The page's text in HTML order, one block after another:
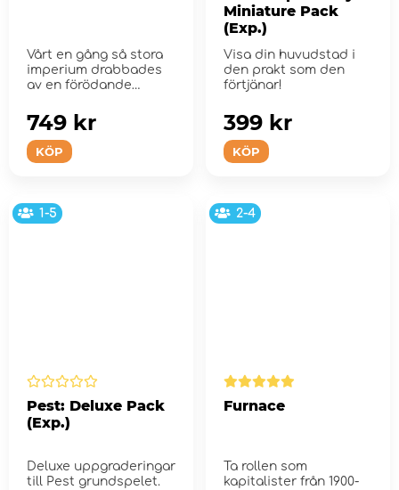
Vårt en gång så stora
imperium drabbades
av en förödande
KÖP
749 kr
Miniature Pack
(Exp.)
Visa din huvudstad i
den prakt som den
förtjänar!
KÖP
399 kr
1-5
Pest: Deluxe Pack
(Exp.)
Deluxe uppgraderingar
till Pest grundspelet.
2-4
Furnace
Ta rollen som
kapitalister från 1900-